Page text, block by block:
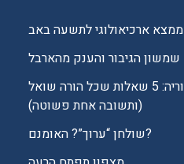
e
e
p
ארכיאולוגי לתשעה באב
שמשון הגיבור והענק מהארבל
חינוך ביתי ולימוד היסטוריה: 5 שאלות שכל הורה שואל
(ותשובה אחת פשוטה)
שולחן “ערוך”? האומנם?